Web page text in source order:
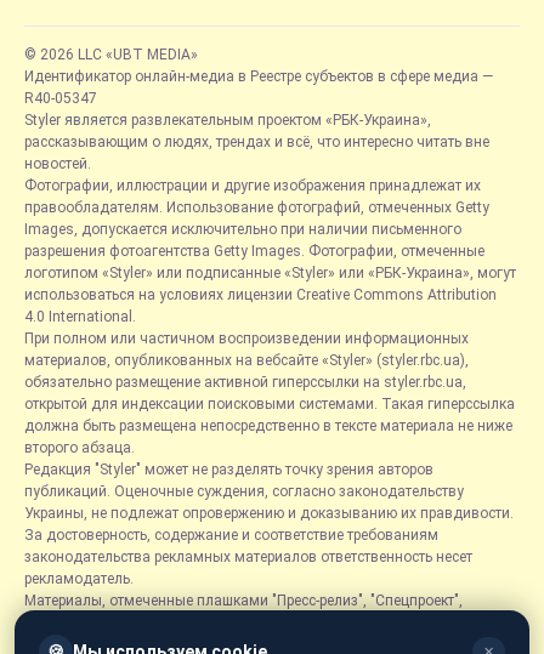
© 2026 LLC «UBT MEDIA»
Идентификатор онлайн-медиа в Реестре субъектов в сфере медиа —
R40-05347
Styler является развлекательным проектом «РБК-Украина»,
рассказывающим о людях, трендах и всё, что интересно читать вне
новостей.
Фотографии, иллюстрации и другие изображения принадлежат их
правообладателям. Использование фотографий, отмеченных Getty
Images, допускается исключительно при наличии письменного
разрешения фотоагентства Getty Images. Фотографии, отмеченные
логотипом «Styler» или подписанные «Styler» или «РБК-Украина», могут
использоваться на условиях лицензии Creative Commons Attribution
4.0 International.
При полном или частичном воспроизведении информационных
материалов, опубликованных на вебсайте «Styler» (styler.rbc.ua),
обязательно размещение активной гиперссылки на styler.rbc.ua,
открытой для индексации поисковыми системами. Такая гиперссылка
должна быть размещена непосредственно в тексте материала не ниже
второго абзаца.
Редакция "Styler" может не разделять точку зрения авторов
публикаций. Оценочные суждения, согласно законодательству
Украины, не подлежат опровержению и доказыванию их правдивости.
За достоверность, содержание и соответствие требованиям
законодательства рекламных материалов ответственность несет
рекламодатель.
Материалы, отмеченные плашками "Пресс-релиз", "Спецпроект",
размещаются на правах рекламы.